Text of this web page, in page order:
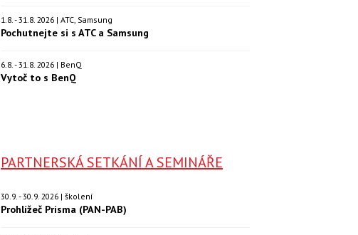
1.8. - 31.8. 2026 | ATC, Samsung
Pochutnejte si s ATC a Samsung
6.8. - 31.8. 2026 | BenQ
Vytoč to s BenQ
PARTNERSKÁ SETKÁNÍ A SEMINÁŘE
30.9. - 30.9. 2026 | školení
Prohlížeč Prisma (PAN-PAB)